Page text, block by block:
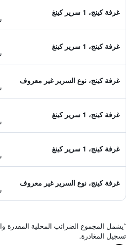
غرفة كينج، 1 سرير كينغ
غرفة كينج، 1 سرير كينغ
غرفة كينج، نوع السرير غير معروف
غرفة كينج، 1 سرير كينغ
غرفة كينج، 1 سرير كينغ
غرفة كينج، نوع السرير غير معروف
*يشمل المجموع الضرائب المحلية المقدرة
تسجيل المغادرة.